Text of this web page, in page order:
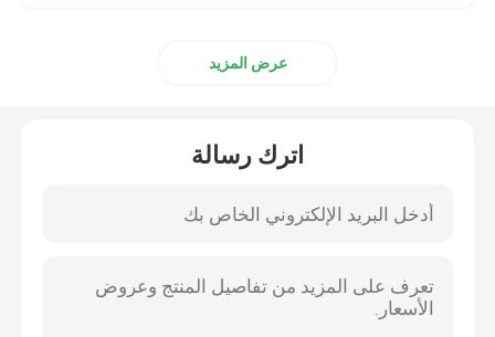
فلتر ناقل الحركة هيونداي
عرض المزيد
اترك رسالة